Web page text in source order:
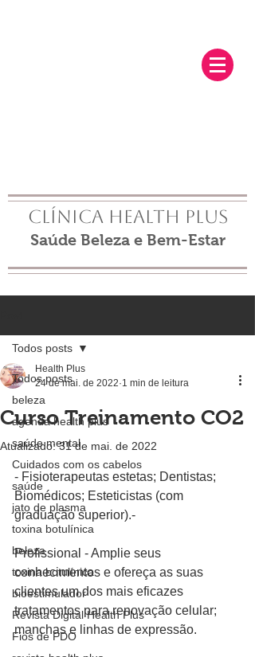
Clínica Health Plus
Saúde Beleza e Bem-Estar
Todos posts
beleza
agenda health plus
saúde mental
Cuidados com os cabelos
saúde
jato de plasma
toxina botulínica
beleza
toxina botulínica
bioestimulador
Revista Digital Health Plus
Fios de PDO
Todos posts
Curso Treinamento CO2
Health Plus
24 de mai. de 2022 1 min de leitura
Atualizado:31 de mai. de 2022
- Fisioterapeutas estetas; Dentistas;
Biomédicos; Esteticistas (com
graduação superior).-
Profissional - Amplie seus
conhecimentos e ofereça as suas
clientes um dos mais eficazes
tratamentos para renovação celular;
manchas e linhas de expressão.